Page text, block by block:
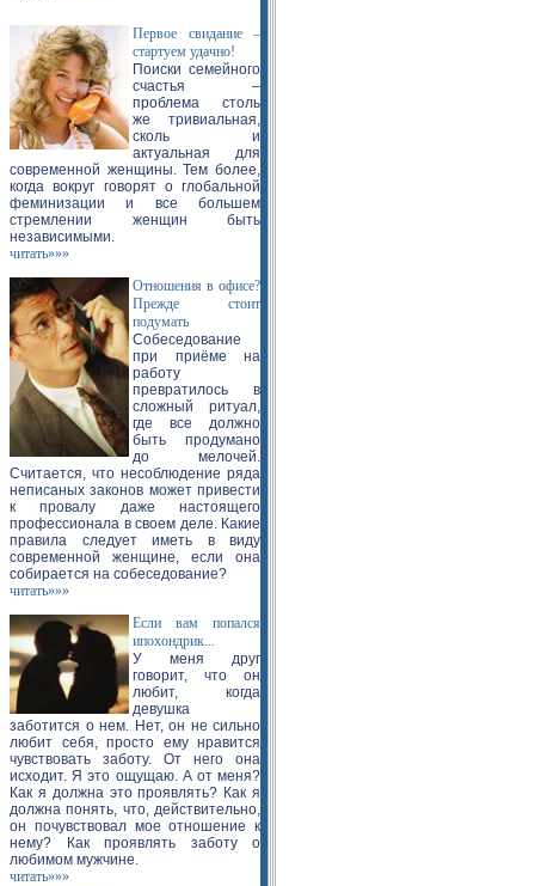
Первое свидание –
стартуем удачно!
Поиски семейного
счастья –
проблема столь
же тривиальная,
сколь и
актуальная для
современной женщины. Тем более,
когда вокруг говорят о глобальной
феминизации и все большем
стремлении женщин быть
независимыми.
читать»»»
Отношения в офисе?
Прежде стоит
подумать
Собеседование
при приёме на
работу
превратилось в
сложный ритуал,
где все должно
быть продумано
до мелочей.
Считается, что несоблюдение ряда
неписаных законов может привести
к провалу даже настоящего
профессионала в своем деле. Какие
правила следует иметь в виду
современной женщине, если она
собирается на собеседование?
читать»»»
Если вам попался
ипохондрик...
У меня друг
говорит, что он
любит, когда
девушка
заботится о нем. Нет, он не сильно
любит себя, просто ему нравится
чувствовать заботу. От него она
исходит. Я это ощущаю. А от меня?
Как я должна это проявлять? Как я
должна понять, что, действительно,
он почувствовал мое отношение к
нему? Как проявлять заботу о
любимом мужчине.
читать»»»